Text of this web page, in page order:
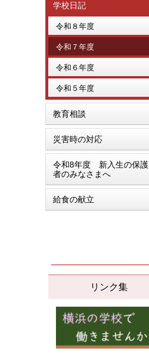
学校日記
令和８年度
令和７年度
令和６年度
令和５年度
教育相談
災害時の対応
令和8年度 新入生の保護
者のみなさまへ
給食の献立
リンク集